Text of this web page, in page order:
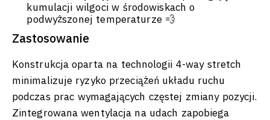
kumulacji wilgoci w środowiskach o
podwyższonej temperaturze 💨
Zastosowanie
Konstrukcja oparta na technologii 4-way stretch
minimalizuje ryzyko przeciążeń układu ruchu
podczas prac wymagających częstej zmiany pozycji.
Zintegrowana wentylacja na udach zapobiega